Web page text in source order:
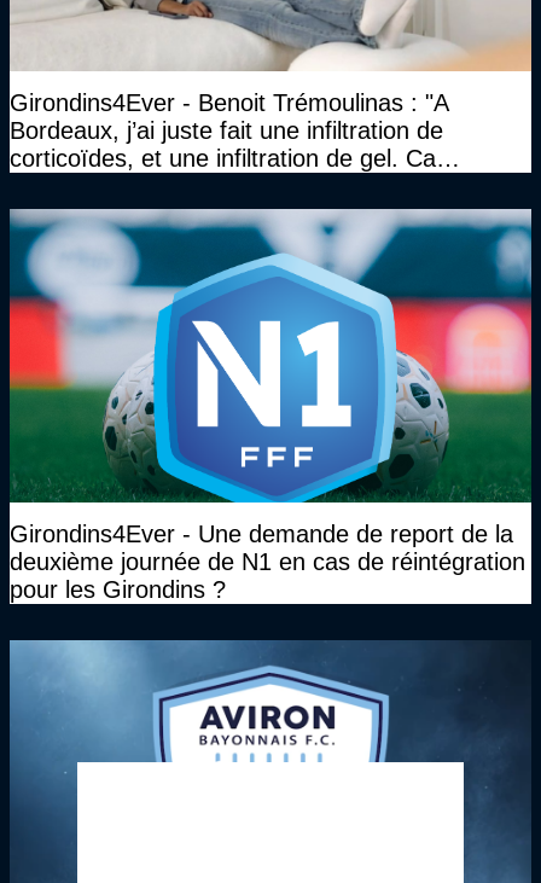
Girondins4Ever - Benoit Trémoulinas : "A
Bordeaux, j’ai juste fait une infiltration de
corticoïdes, et une infiltration de gel. Ca
Girondins4Ever - Une demande de report de la
deuxième journée de N1 en cas de réintégration
pour les Girondins ?